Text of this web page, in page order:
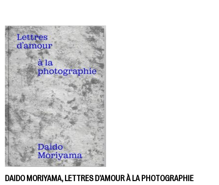
DAIDO MORIYAMA, LETTRES D’AMOUR À LA PHOTOGRAPHIE